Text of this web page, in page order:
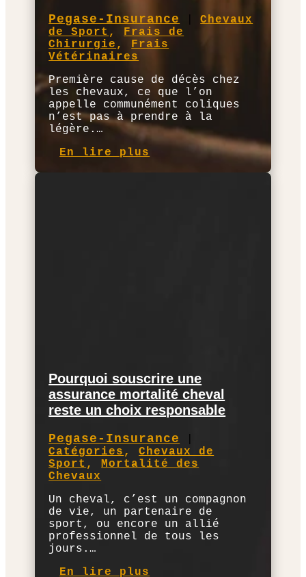
Pegase-Insurance
Chevaux
de Sport , Frais de
Chirurgie , Frais
Vétérinaires
Première cause de décès chez
les chevaux, ce que l’on
appelle communément coliques
n’est pas à prendre à la
légère.…
En lire plus
Pourquoi souscrire une
assurance mortalité cheval
reste un choix responsable
Pegase-Insurance
Catégories ,Chevaux de
Sport ,Mortalité des
Chevaux
Un cheval, c’est un compagnon
de vie, un partenaire de
sport, ou encore un allié
professionnel de tous les
jours.…
En lire plus